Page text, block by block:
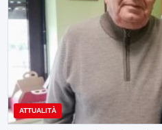
ATTUALITÀ